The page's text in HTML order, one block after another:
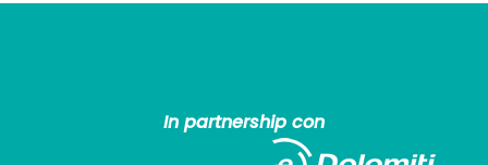
In partnership con